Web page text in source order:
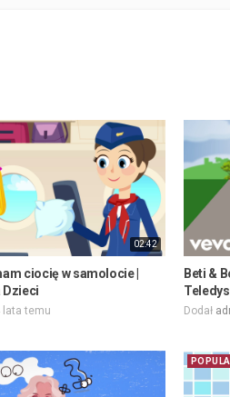
02:42
ciocię w samolocie |
Dzieci
lata temu
Beti &
Dodał